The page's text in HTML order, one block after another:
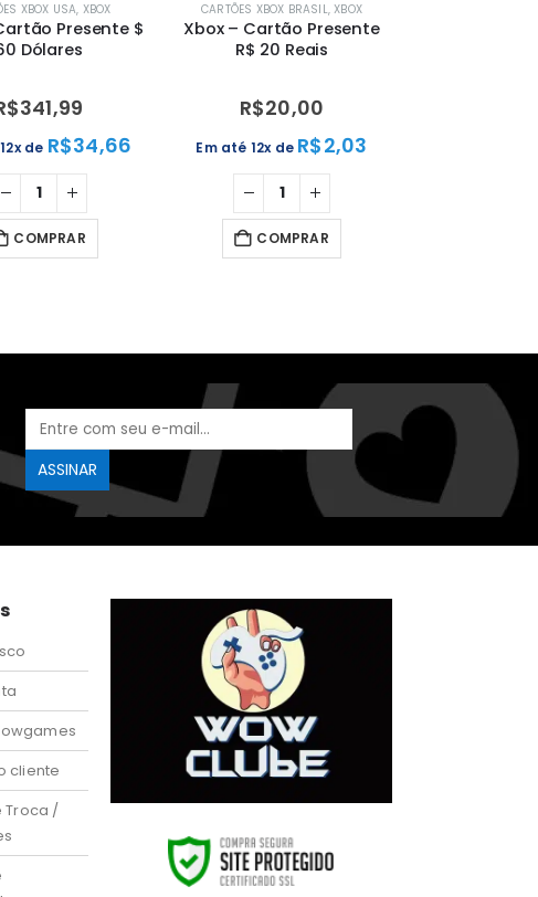
XBOX USA, XBOX
Presente $
Dólares
341,99
de R$34,66
COMPRAR
CARTÕES XBOX BRASIL,XBOX
Xbox – Cartão Presente
R$ 20 Reais
R$20,00
Em até 12x de R$2,03
COMPRAR
cliente
Troca /